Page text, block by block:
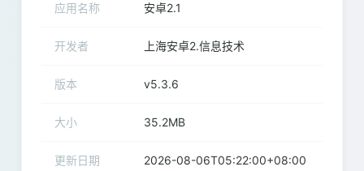
应用名称 安卓2.1
开发者 上海安卓2.信息技术
版本 v5.3.6
大小 35.2MB
更新日期 2026-08-06T05:22:00+08:00